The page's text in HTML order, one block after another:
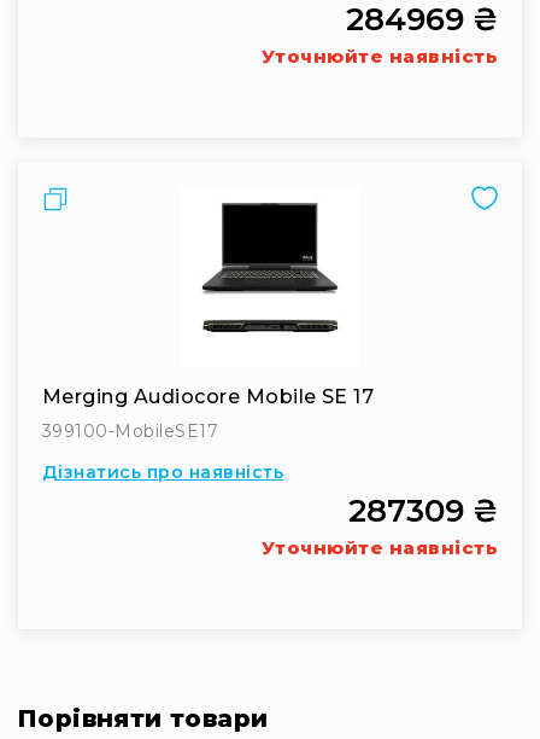
Інструментальні
Накамерні
Для
мобільних
Всі
підсилення
та
Для
Уточнюйте наявність
284969 ₴
Порівняти
Merging Audiocore Mobile SE 17
399100-MobileSE17
Дізнатись про наявність
Уточнюйте наявність
287309 ₴
Порівняти товари